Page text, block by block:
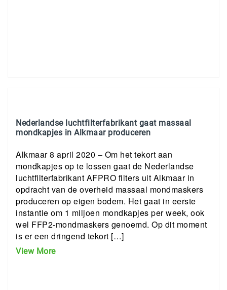
Nederlandse luchtfilterfabrikant gaat massaal
mondkapjes in Alkmaar produceren
Alkmaar 8 april 2020 – Om het tekort aan
mondkapjes op te lossen gaat de Nederlandse
luchtfilterfabrikant AFPRO filters uit Alkmaar in
opdracht van de overheid massaal mondmaskers
produceren op eigen bodem. Het gaat in eerste
instantie om 1 miljoen mondkapjes per week, ook
wel FFP2-mondmaskers genoemd. Op dit moment
is er een dringend tekort […]
View More